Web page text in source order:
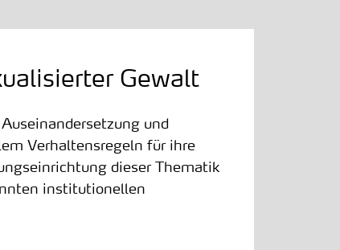
Gewalt
und
Verhaltensregeln für ihre
dieser Thematik
institutionellen